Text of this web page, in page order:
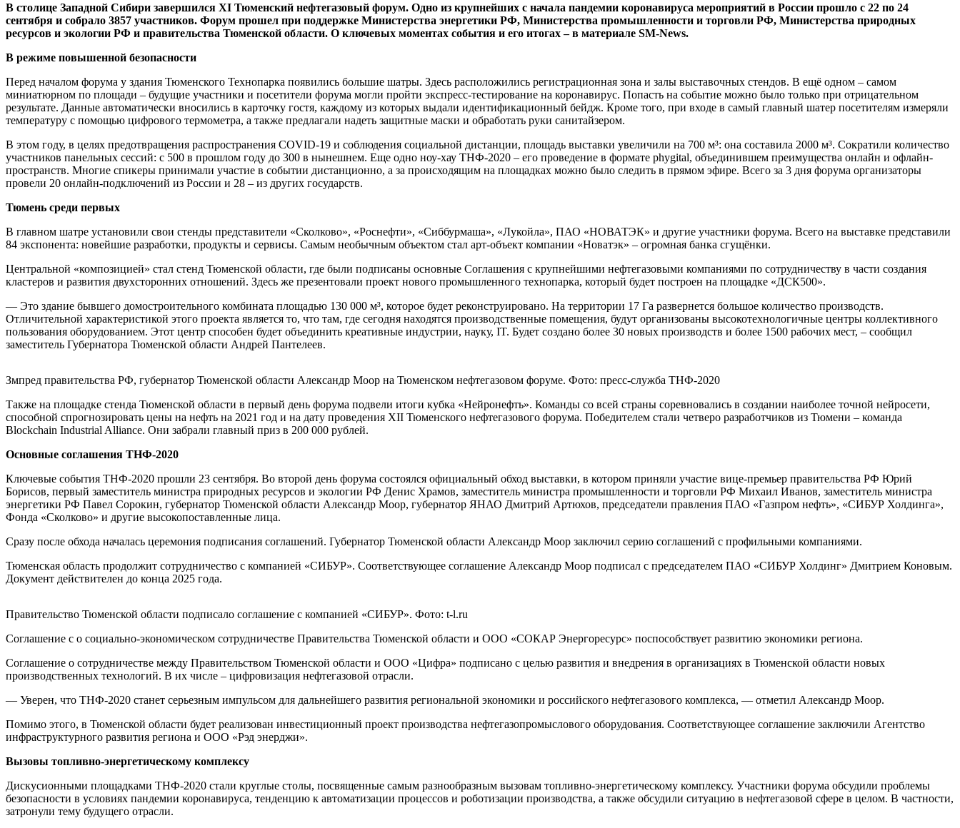
В столице Западной Сибири завершился XI Тюменский нефтегазовый форум. Одно из крупнейших с начала пандемии коронавируса мероприятий в России прошло с 22 по 24
сентября и собрало 3857 участников. Форум прошел при поддержке Министерства энергетики РФ, Министерства промышленности и торговли РФ, Министерства природных
ресурсов и экологии РФ и правительства Тюменской области. О ключевых моментах события и его итогах – в материале SM-News.
В режиме повышенной безопасности
Перед началом форума у здания Тюменского Технопарка появились большие шатры. Здесь расположились регистрационная зона и залы выставочных стендов. В ещё одном – самом
миниатюрном по площади – будущие участники и посетители форума могли пройти экспресс-тестирование на коронавирус. Попасть на событие можно было только при отрицательном
результате. Данные автоматически вносились в карточку гостя, каждому из которых выдали идентификационный бейдж. Кроме того, при входе в самый главный шатер посетителям измеряли
температуру с помощью цифрового термометра, а также предлагали надеть защитные маски и обработать руки санитайзером.
В этом году, в целях предотвращения распространения COVID-19 и соблюдения социальной дистанции, площадь выставки увеличили на 700 м³: она составила 2000 м³. Сократили количество
участников панельных сессий: с 500 в прошлом году до 300 в нынешнем. Еще одно ноу-хау ТНФ-2020 – его проведение в формате phygital, объединившем преимущества онлайн и офлайн-
пространств. Многие спикеры принимали участие в событии дистанционно, а за происходящим на площадках можно было следить в прямом эфире. Всего за 3 дня форума организаторы
провели 20 онлайн-подключений из России и 28 – из других государств.
Тюмень среди первых
В главном шатре установили свои стенды представители «Сколково», «Роснефти», «Сиббурмаша», «Лукойла», ПАО «НОВАТЭК» и другие участники форума. Всего на выставке представили
84 экспонента: новейшие разработки, продукты и сервисы. Самым необычным объектом стал арт-объект компании «Новатэк» – огромная банка сгущёнки.
Центральной «композицией» стал стенд Тюменской области, где были подписаны основные Соглашения с крупнейшими нефтегазовыми компаниями по сотрудничеству в части создания
кластеров и развития двухсторонних отношений. Здесь же презентовали проект нового промышленного технопарка, который будет построен на площадке «ДСК500».
— Это здание бывшего домостроительного комбината площадью 130 000 м³, которое будет реконструировано. На территории 17 Га развернется большое количество производств.
Отличительной характеристикой этого проекта является то, что там, где сегодня находятся производственные помещения, будут организованы высокотехнологичные центры коллективного
пользования оборудованием. Этот центр способен будет объединить креативные индустрии, науку, IT. Будет создано более 30 новых производств и более 1500 рабочих мест, – сообщил
заместитель Губернатора Тюменской области Андрей Пантелеев.
Змпред правительства РФ, губернатор Тюменской области Александр Моор на Тюменском нефтегазовом форуме. Фото: пресс-служба ТНФ-2020
Также на площадке стенда Тюменской области в первый день форума подвели итоги кубка «Нейронефть». Команды со всей страны соревновались в создании наиболее точной нейросети,
способной спрогнозировать цены на нефть на 2021 год и на дату проведения XII Тюменского нефтегазового форума. Победителем стали четверо разработчиков из Тюмени – команда
Blockchain Industrial Alliance. Они забрали главный приз в 200 000 рублей.
Основные соглашения ТНФ-2020
Ключевые события ТНФ-2020 прошли 23 сентября. Во второй день форума состоялся официальный обход выставки, в котором приняли участие вице-премьер правительства РФ Юрий
Борисов, первый заместитель министра природных ресурсов и экологии РФ Денис Храмов, заместитель министра промышленности и торговли РФ Михаил Иванов, заместитель министра
энергетики РФ Павел Сорокин, губернатор Тюменской области Александр Моор, губернатор ЯНАО Дмитрий Артюхов, председатели правления ПАО «Газпром нефть», «СИБУР Холдинга»,
Фонда «Сколково» и другие высокопоставленные лица.
Сразу после обхода началась церемония подписания соглашений. Губернатор Тюменской области Александр Моор заключил серию соглашений с профильными компаниями.
Тюменская область продолжит сотрудничество с компанией «СИБУР». Соответствующее соглашение Александр Моор подписал с председателем ПАО «СИБУР Холдинг» Дмитрием Коновым.
Документ действителен до конца 2025 года.
Правительство Тюменской области подписало соглашение с компанией «СИБУР». Фото: t-l.ru
Соглашение с о социально-экономическом сотрудничестве Правительства Тюменской области и ООО «СОКАР Энергоресурс» поспособствует развитию экономики региона.
Соглашение о сотрудничестве между Правительством Тюменской области и ООО «Цифра» подписано с целью развития и внедрения в организациях в Тюменской области новых
производственных технологий. В их числе – цифровизация нефтегазовой отрасли.
— Уверен, что ТНФ-2020 станет серьезным импульсом для дальнейшего развития региональной экономики и российского нефтегазового комплекса, — отметил Александр Моор.
Помимо этого, в Тюменской области будет реализован инвестиционный проект производства нефтегазопромыслового оборудования. Соответствующее соглашение заключили Агентство
инфраструктурного развития региона и ООО «Рэд энерджи».
Вызовы топливно-энергетическому комплексу
Дискусионными площадками ТНФ-2020 стали круглые столы, посвященные самым разнообразным вызовам топливно-энергетическому комплексу. Участники форума обсудили проблемы
безопасности в условиях пандемии коронавируса, тенденцию к автоматизации процессов и роботизации производства, а также обсудили ситуацию в нефтегазовой сфере в целом. В частности,
затронули тему будущего отрасли.